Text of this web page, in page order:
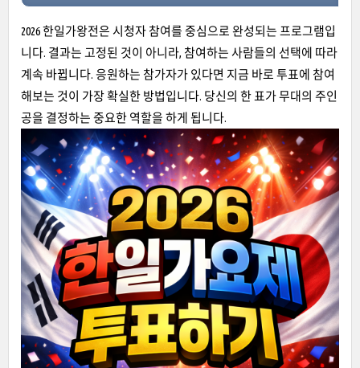
2026 한일가왕전은 시청자 참여를 중심으로 완성되는 프로그램입
니다. 결과는 고정된 것이 아니라, 참여하는 사람들의 선택에 따라
계속 바뀝니다. 응원하는 참가자가 있다면 지금 바로 투표에 참여
해보는 것이 가장 확실한 방법입니다. 당신의 한 표가 무대의 주인
공을 결정하는 중요한 역할을 하게 됩니다.